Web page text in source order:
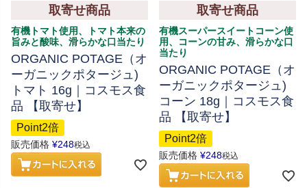
取寄せ商品
有機トマト使用、トマト本来の
旨みと酸味、滑らかな口当たり
ORGANIC POTAGE（オ
ーガニックポタージュ)
トマト 16g｜コスモス食
品 【取寄せ】
Point2倍
販売価格 ¥248税込
取寄せ商品
有機スーパースイートコーン使
用、コーンの甘み、滑らかな口
当たり
ORGANIC POTAGE（オ
ーガニックポタージュ)
コーン 18g｜コスモス食
品 【取寄せ】
Point2倍
販売価格 ¥248税込